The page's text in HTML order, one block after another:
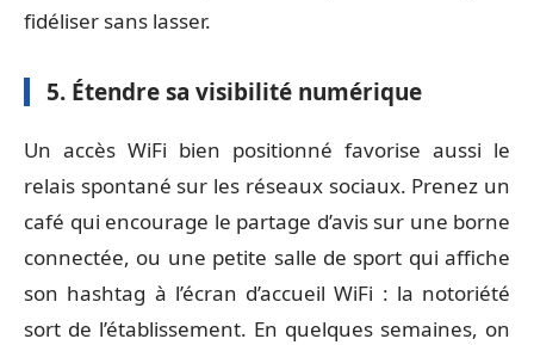
fidéliser sans lasser.
5. Étendre sa visibilité numérique
Un accès WiFi bien positionné favorise aussi le
relais spontané sur les réseaux sociaux. Prenez un
café qui encourage le partage d’avis sur une borne
connectée, ou une petite salle de sport qui affiche
son hashtag à l’écran d’accueil WiFi : la notoriété
sort de l’établissement. En quelques semaines, on